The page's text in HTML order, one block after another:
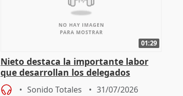
01:29
Nieto destaca la importante labor
que desarrollan los delegados
territoriales de la Junta
Sonido Totales 31/07/2026